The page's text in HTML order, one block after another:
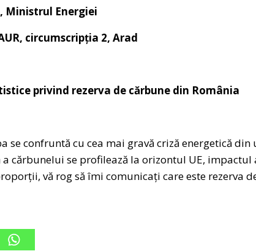
Ministrul Energiei
circumscripția 2, Arad
privind rezerva de cărbune din România
confruntă cu cea mai gravă criză energetică
cărbunelui se profilează la orizontul UE, impactul
vă rog să îmi comunicați care este rezerva